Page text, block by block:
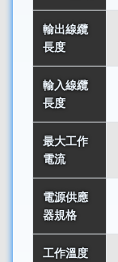
輸出線纜
長度
輸入線纜
長度
最大工作
電流
電源供應
器規格
工作溫度